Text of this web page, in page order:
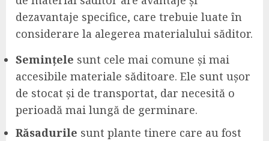
dezavantaje specifice, care trebuie luate în
considerare la alegerea materialului săditor.
Semințele sunt cele mai comune și mai
accesibile materiale săditoare. Ele sunt ușor
de stocat și de transportat, dar necesită o
perioadă mai lungă de germinare.
Răsadurile sunt plante tinere care au fost